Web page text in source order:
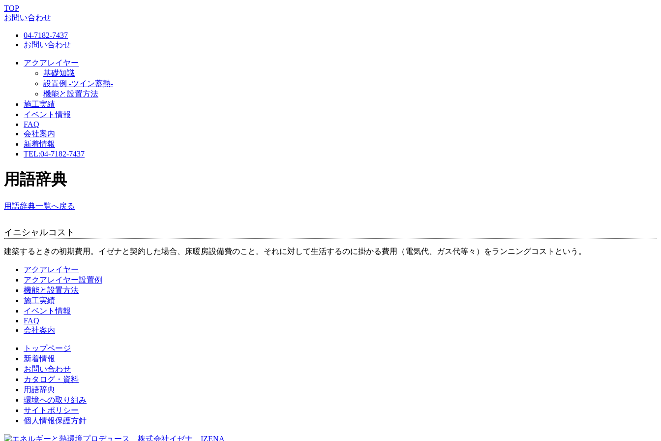
TOP
お問い合わせ
04-7182-7437
お問い合わせ
アクアレイヤー
基礎知識
設置例 -ツイン蓄熱-
機能と設置方法
施工実績
イベント情報
FAQ
会社案内
新着情報
TEL:04-7182-7437
用語辞典
用語辞典一覧へ戻る
イニシャルコスト
建築するときの初期費用。イゼナと契約した場合、床暖房設備費のこと。それに対して生活するのに掛かる費用（電気代、ガス代等々）をランニングコストという。
アクアレイヤー
アクアレイヤー設置例
機能と設置方法
施工実績
イベント情報
FAQ
会社案内
トップページ
新着情報
お問い合わせ
カタログ・資料
用語辞典
環境への取り組み
サイトポリシー
個人情報保護方針